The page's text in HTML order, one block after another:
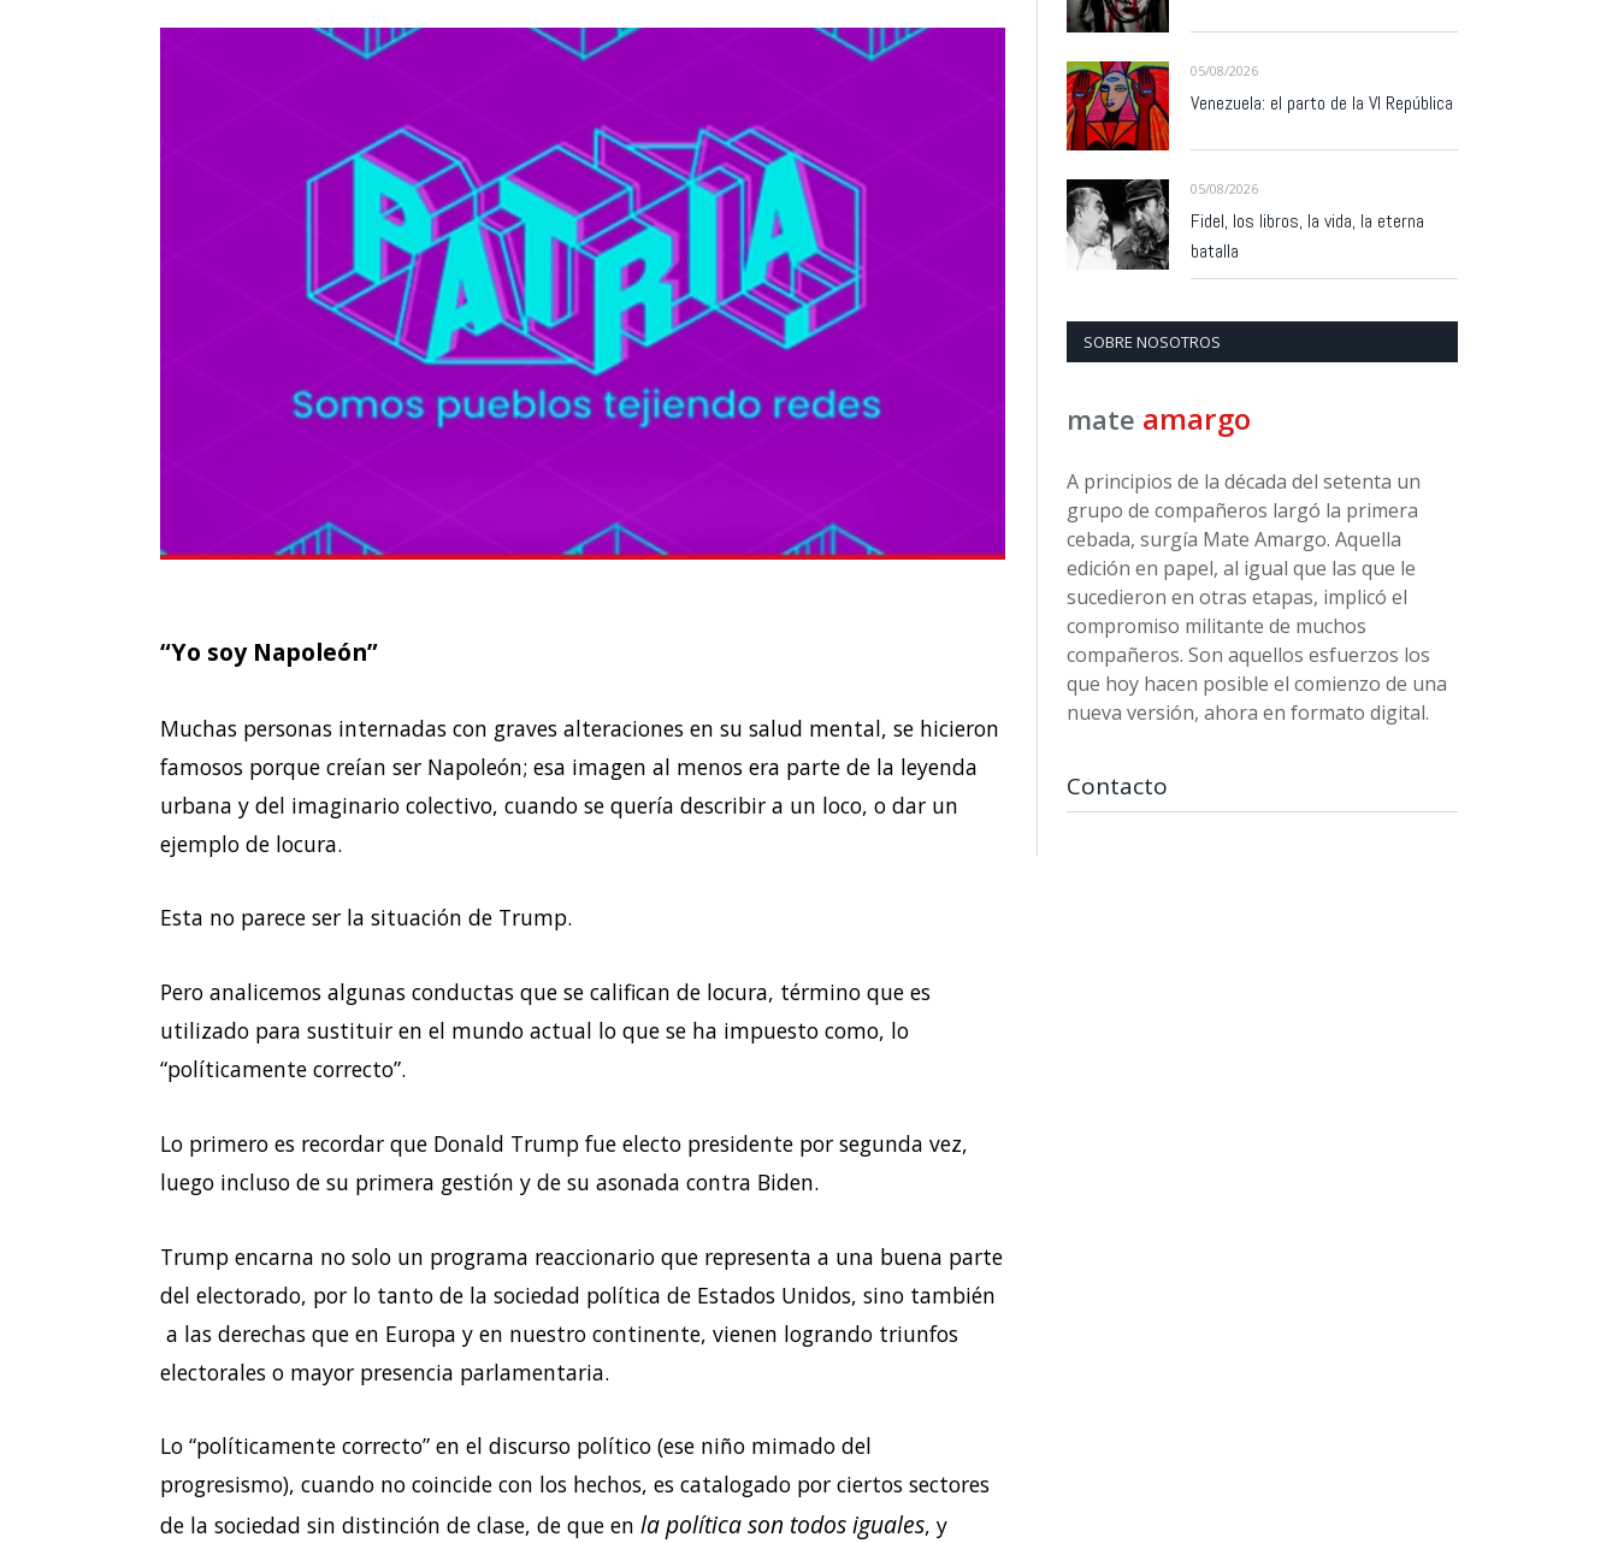
“Yo soy Napoleón”
Muchas personas internadas con graves alteraciones en su salud mental, se hicieron
famosos porque creían ser Napoleón; esa imagen al menos era parte de la leyenda
urbana y del imaginario colectivo, cuando se quería describir a un loco, o dar un
ejemplo de locura.
Esta no parece ser la situación de Trump.
Pero analicemos algunas conductas que se califican de locura, término que es
utilizado para sustituir en el mundo actual lo que se ha impuesto como, lo
“políticamente correcto”.
Lo primero es recordar que Donald Trump fue electo presidente por segunda vez,
luego incluso de su primera gestión y de su asonada contra Biden.
Trump encarna no solo un programa reaccionario que representa a una buena parte
del electorado, por lo tanto de la sociedad política de Estados Unidos, sino también
a las derechas que en Europa y en nuestro continente, vienen logrando triunfos
electorales o mayor presencia parlamentaria.
Lo “políticamente correcto” en el discurso político (ese niño mimado del
progresismo), cuando no coincide con los hechos, es catalogado por ciertos sectores
de la sociedad sin distinción de clase, de que en la política son todos iguales, y
05/08/2026
Venezuela: el parto de la VI República
05/08/2026
Fidel, los libros, la vida, la eterna
batalla
SOBRE NOSOTROS
mate amargo
A principios de la década del setenta un
grupo de compañeros largó la primera
cebada, surgía Mate Amargo. Aquella
edición en papel, al igual que las que le
sucedieron en otras etapas, implicó el
compromiso militante de muchos
compañeros. Son aquellos esfuerzos los
que hoy hacen posible el comienzo de una
nueva versión, ahora en formato digital.
Contacto